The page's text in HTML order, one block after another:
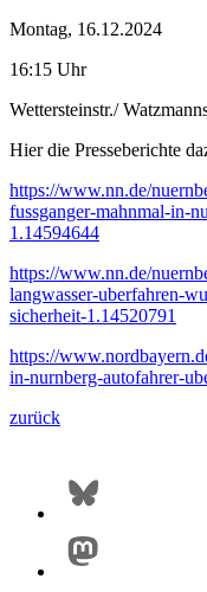
Montag, 16.12.2024
16:15 Uhr
Wettersteinstr./
Hier die Presseberichte
https://www.nn.de/
fussganger-mahnmal-in-
1.14594644
https://www.nn.de/
langwasser-uberfahren-
sicherheit-1.14520791
https://
in-nurnberg-autofahrer-
zurück